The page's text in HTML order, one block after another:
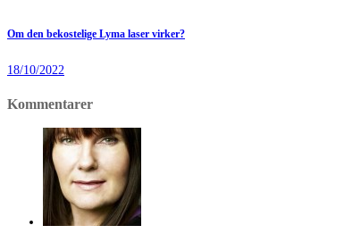
Om den bekostelige Lyma laser virker?
18/10/2022
Kommentarer